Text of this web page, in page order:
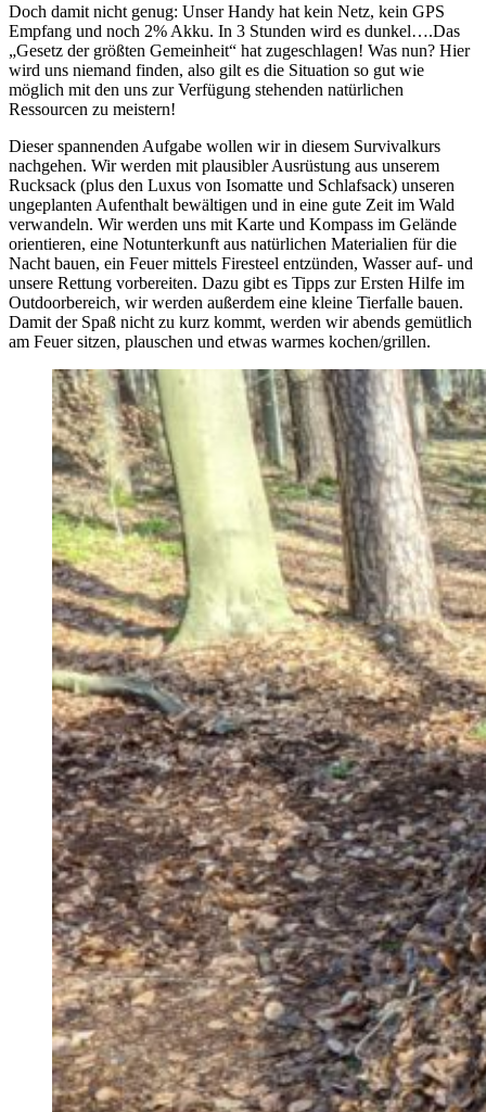
Doch damit nicht genug: Unser Handy hat kein Netz, kein GPS
Empfang und noch 2% Akku. In 3 Stunden wird es dunkel….Das
„Gesetz der größten Gemeinheit“ hat zugeschlagen! Was nun? Hier
wird uns niemand finden, also gilt es die Situation so gut wie
möglich mit den uns zur Verfügung stehenden natürlichen
Ressourcen zu meistern!
Dieser spannenden Aufgabe wollen wir in diesem Survivalkurs
nachgehen. Wir werden mit plausibler Ausrüstung aus unserem
Rucksack (plus den Luxus von Isomatte und Schlafsack) unseren
ungeplanten Aufenthalt bewältigen und in eine gute Zeit im Wald
verwandeln. Wir werden uns mit Karte und Kompass im Gelände
orientieren, eine Notunterkunft aus natürlichen Materialien für die
Nacht bauen, ein Feuer mittels Firesteel entzünden, Wasser auf- und
unsere Rettung vorbereiten. Dazu gibt es Tipps zur Ersten Hilfe im
Outdoorbereich, wir werden außerdem eine kleine Tierfalle bauen.
Damit der Spaß nicht zu kurz kommt, werden wir abends gemütlich
am Feuer sitzen, plauschen und etwas warmes kochen/grillen.